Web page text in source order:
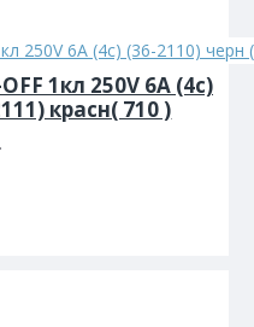
1кл 250V 6А (4с)
красн( 710 )